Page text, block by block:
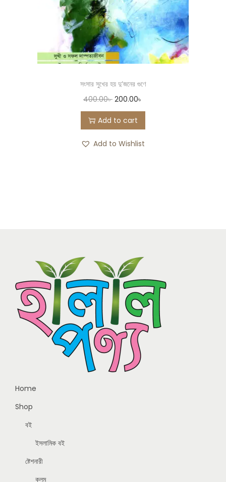
সংসার সুখের হয় দু’জনের গুণে
400.00৳ 200.00৳
Add to cart
Add to Wishlist
Home
Shop
বই
ইসলামিক বই
ষ্টেশনারী
কলম